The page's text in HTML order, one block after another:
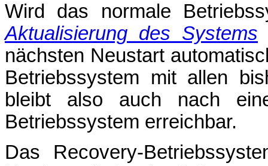
Wird das normale
Aktualisierung des Systems
nächsten Neustart
Betriebssystem mit allen
bleibt also auch nach
Betriebssystem erreichbar.
Das Recovery-